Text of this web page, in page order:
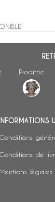
Proantic
INFORMATIONS
Conditions
Conditions de
Mentions légales